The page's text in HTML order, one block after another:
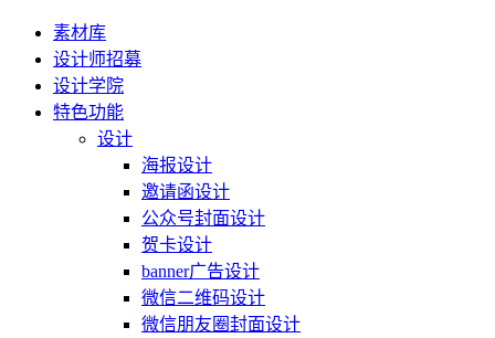
素材库
设计师招募
设计学院
特色功能
设计
海报设计
邀请函设计
公众号封面设计
贺卡设计
banner广告设计
微信二维码设计
微信朋友圈封面设计